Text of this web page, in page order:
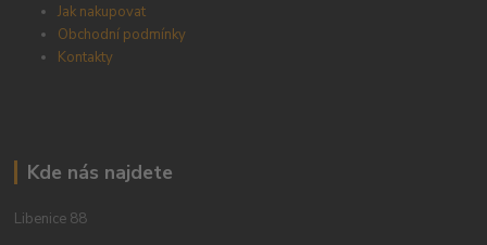
Jak nakupovat
Obchodní podmínky
Kontakty
Kde nás najdete
Libenice 88